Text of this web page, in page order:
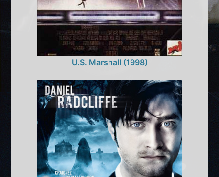
U.S. Marshall (1998)